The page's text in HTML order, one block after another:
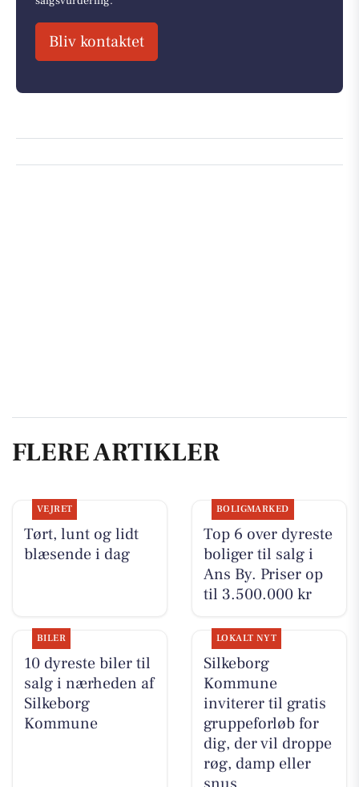
Bliv kontaktet
FLERE ARTIKLER
VEJRET
Tørt, lunt og lidt
blæsende i dag
BOLIGMARKED
Top 6 over dyreste
boliger til salg i
Ans By. Priser op
til 3.500.000 kr
BILER
10 dyreste biler til
salg i nærheden af
Silkeborg
Kommune
LOKALT NYT
Silkeborg
Kommune
inviterer til gratis
gruppeforløb for
dig, der vil droppe
røg, damp eller